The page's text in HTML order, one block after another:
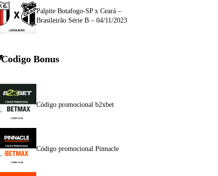
Palpite Botafogo-SP x Ceará –
Brasileirão Série B – 04/11/2023
Codigo Bonus
Código promocional b2xbet
Código promocional Pinnacle